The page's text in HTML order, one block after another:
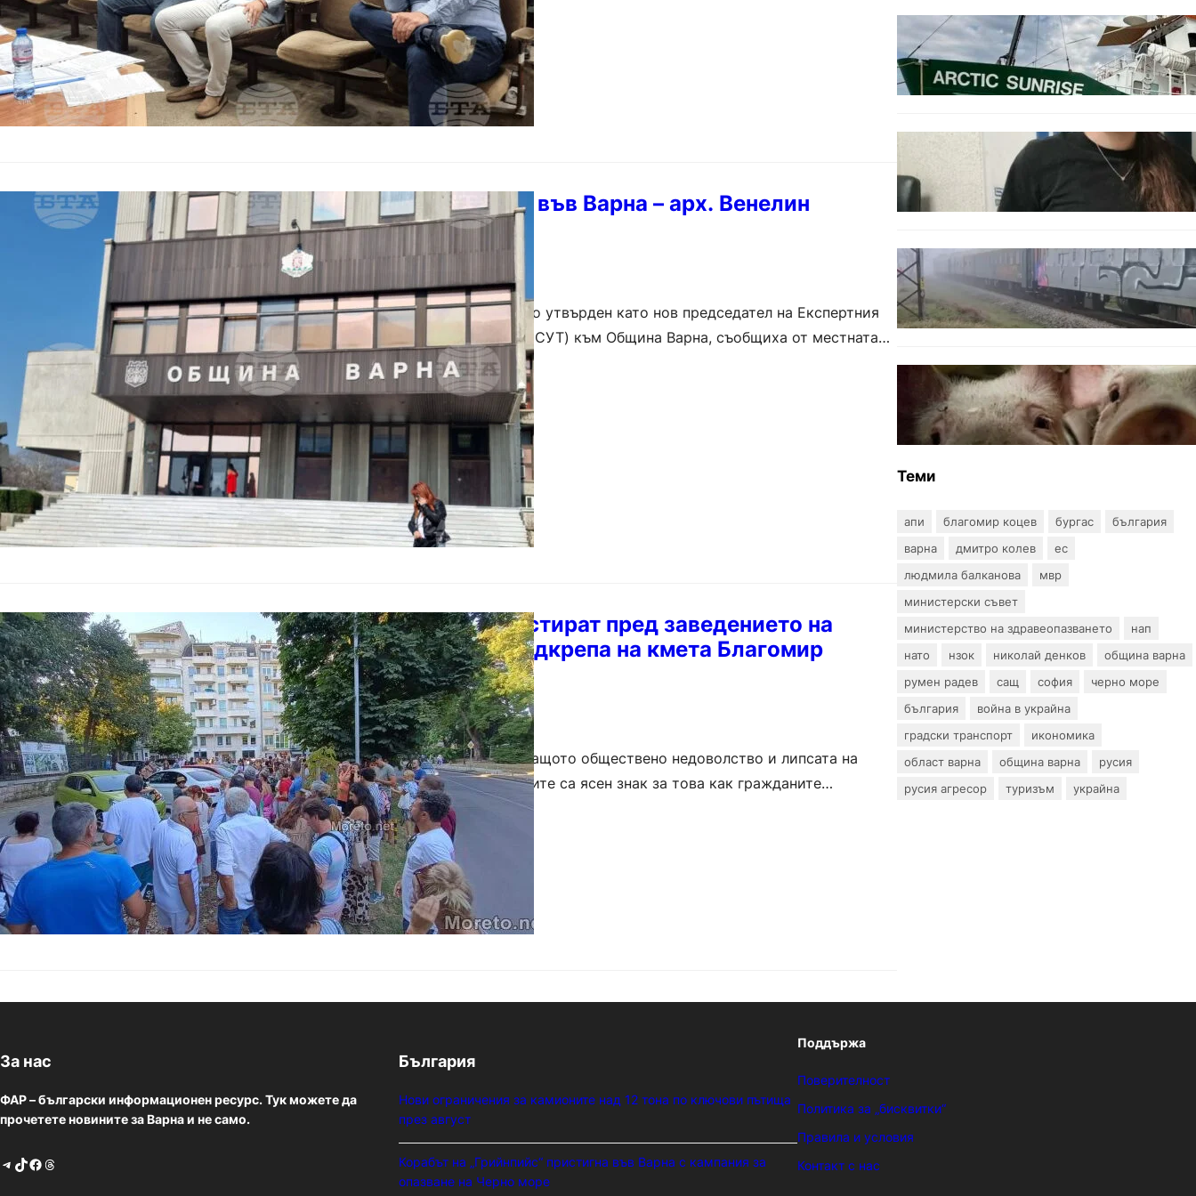
Нов председател на ЕСУТ във Варна – арх. Венелин
Марков.
Мнения–03.06.2026
Архитект Венелин Марков бе официално утвърден като нов председател на Експертния
съвет по устройство на територията (ЕСУТ) към Община Варна, съобщиха от местната
администрация. Назначението му е извършено със заповед…
Граждани на Варна протестират пред заведението на
Пламенка Димитрова в подкрепа на кмета Благомир
Коцев.
България–16.08.2025
Ситуацията във Варна показва нарастващото обществено недоволство и липсата на
доверие в съдебната система. Протестите са ясен знак за това как гражданите
възприемат действията на властите и тяхното влияние върху…
БЪЛГАРИЯ
Корабът на „Грийнпийс“
пристигна във Варна с
кампания за опазване на
Черно море
ОБЩЕСТВО
Варненска ученичка създаде
интерактивна карта за сигнали
за проблеми с боклука
ОБЩЕСТВО
Бързият влак София – Варна
блъсна и уби жена край гара
Бутово
БЪЛГАРИЯ
БАБХ регистрира огнище на
африканска чума по свинете в
стопанство край Варна
Теми
апи благомир коцев бургас
българия
варна
дмитро колев
ес
людмила балканова
мвр
министерски съвет
министерство на здравеопазването
нап
нато
нзок николай денков
община варна
румен радев
сащ софия
черно море
българия
война в украйна
градски транспорт
икономика
област варна
община варна
русия
русия агресор
туризъм украйна
За нас
ФАР – български информационен ресурс. Тук можете да
прочетете новините за Варна и не само.
Telegram TikTok Facebook Threads
България
Нови ограничения за камионите над 12 тона по ключови пътища
през август
Корабът на „Грийнпийс“ пристигна във Варна с кампания за
опазване на Черно море
Поддържа
Поверителност
Политика за „бисквитки“
Правила и условия
Контакт с нас